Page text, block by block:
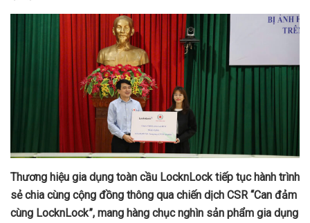
Thương hiệu gia dụng toàn cầu LocknLock tiếp tục hành trình
sẻ chia cùng cộng đồng thông qua chiến dịch CSR “Can đảm
cùng LocknLock”, mang hàng chục nghìn sản phẩm gia dụng